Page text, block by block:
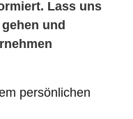
Lass uns
und
persönlichen